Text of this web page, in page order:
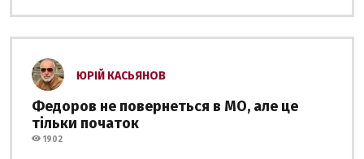
ЮРІЙ КАСЬЯНОВ
Федоров не повернеться в МО, але це
тільки початок
1902